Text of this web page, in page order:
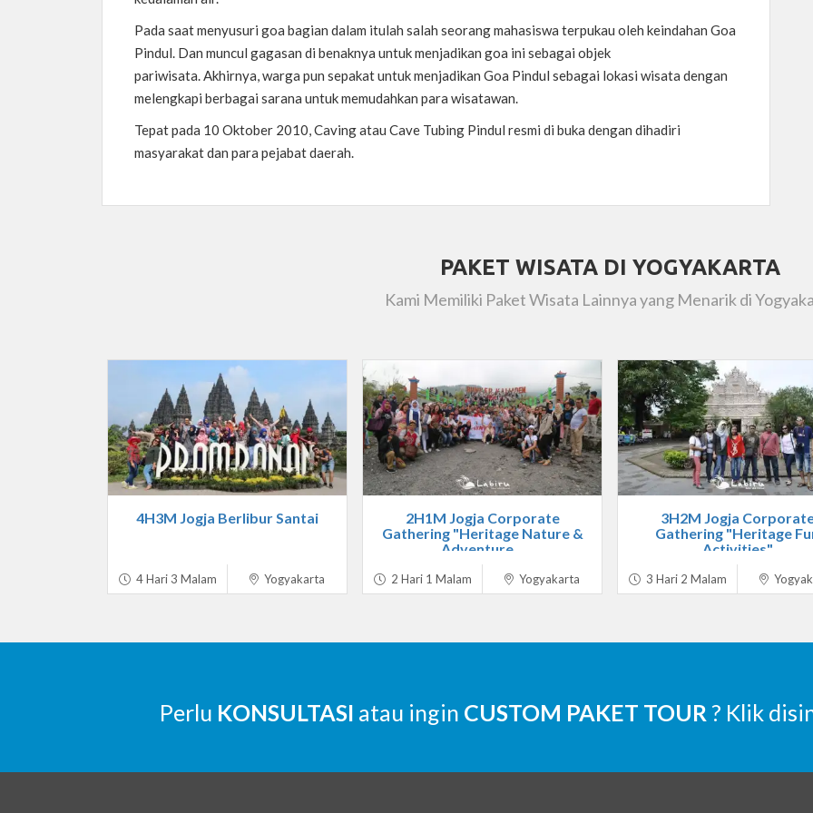
Pada saat menyusuri goa bagian dalam itulah salah seorang mahasiswa terpukau oleh keindahan Goa
Pindul. Dan muncul gagasan di benaknya untuk menjadikan goa ini sebagai objek
pariwisata. Akhirnya, warga pun sepakat untuk menjadikan Goa Pindul sebagai lokasi wisata dengan
melengkapi berbagai sarana untuk memudahkan para wisatawan.
Tepat pada 10 Oktober 2010, Caving atau Cave Tubing Pindul resmi di buka dengan dihadiri
masyarakat dan para pejabat daerah.
PAKET WISATA DI YOGYAKARTA
Kami Memiliki Paket Wisata Lainnya yang Menarik di
4H3M Jogja Berlibur Santai
4 Hari 3 Malam Yogyakarta
2H1M Jogja Corporate
Gathering "Heritage Nature &
Adventure...
2 Hari 1 Malam Yogyakarta
3H2M Jogja
Gathering "Heritage
Activities"
3 Hari 2 Malam
Perlu KONSULTASI atau ingin CUSTOM PAKET TOUR ? Klik